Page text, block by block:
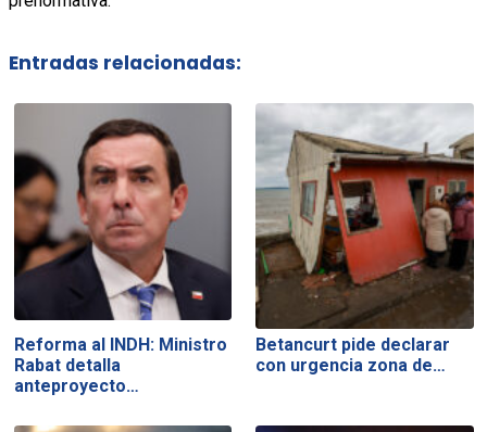
Entradas relacionadas:
Reforma al INDH: Ministro
Rabat detalla
anteproyecto…
Betancurt pide declarar
con urgencia zona de…